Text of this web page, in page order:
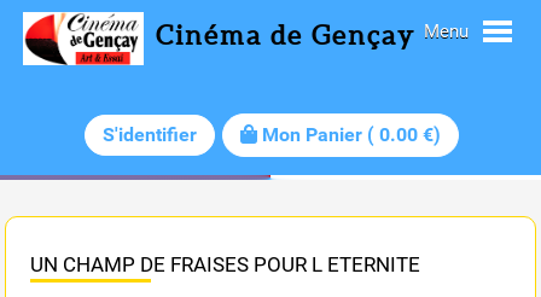
Cinéma de Gençay
S'identifier Mon Panier (0.00 €)
Menu
UN CHAMP DE FRAISES POUR L ETERNITE